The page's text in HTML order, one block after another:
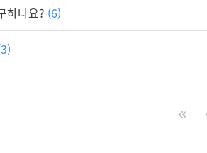
하나요? (6)